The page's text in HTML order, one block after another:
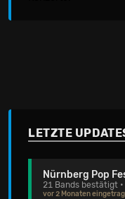
LETZTE
Nürnberg Pop
21 Bands bestätigt
vor 2 Monaten